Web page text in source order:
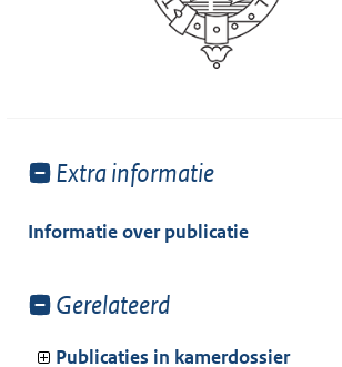
Toon
van:
Extra informatie
Informatie over publicatie
Toon
van:
Gerelateerd
Publicaties in kamerdossier